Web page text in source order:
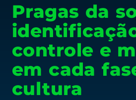
Pragas da
controle e
em cada
cultura